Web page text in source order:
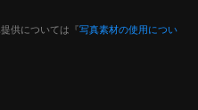
供については『写真素材の使用につい